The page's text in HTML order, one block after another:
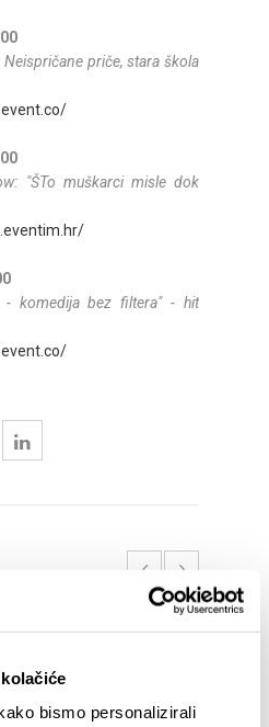
bismo personalizirali
priče, stara škola
"ŠTo muškarci misle dok
- komedija bez filtera" - hit